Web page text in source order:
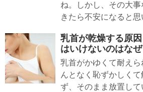
ね。しかし、その大
きたら不安になると
乳首が乾燥する原
はいけないのはなぜ
乳首がかゆくて耐え
んとなく恥ずかしく
ず、そのまま放置し